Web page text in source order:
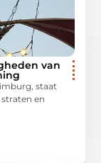
van
staat
en